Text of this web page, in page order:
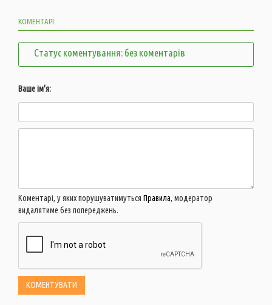
КОМЕНТАРІ:
Статус коментування: без коментарів
Ваше ім'я:
Коментарі, у яких порушуватимуться Правила, модератор
видалятиме без попереджень.